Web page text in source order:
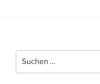
nach: